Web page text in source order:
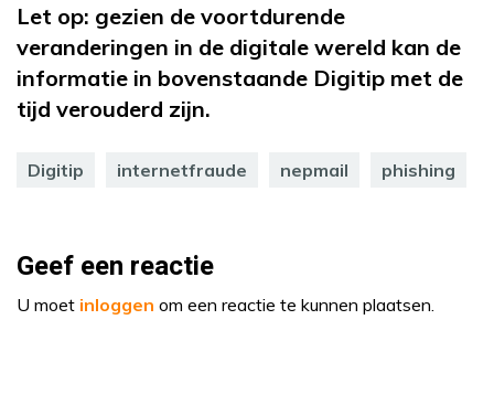
Let op: gezien de voortdurende
veranderingen in de digitale wereld kan de
informatie in bovenstaande Digitip met de
tijd verouderd zijn.
Digitip internetfraude nepmail phishing
Geef een reactie
U moet inloggen om een reactie te kunnen plaatsen.